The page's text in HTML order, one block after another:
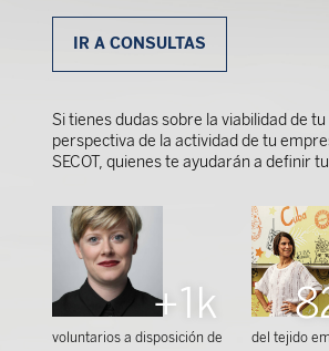
IR A CONSULTAS
Si tienes dudas sobre la viabilidad de
perspectiva de la actividad de tu
SECOT, quienes te ayudarán a definir
+1k
voluntarios a disposición de
del tejido